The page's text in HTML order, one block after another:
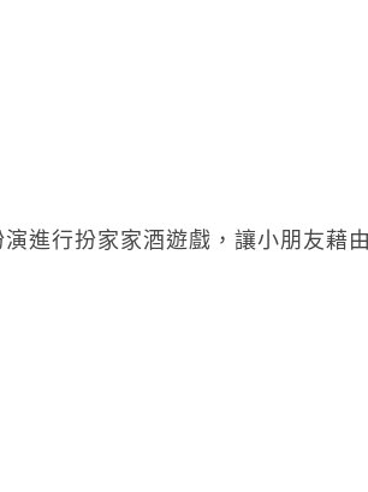
進行扮家家酒遊戲，讓小朋友藉